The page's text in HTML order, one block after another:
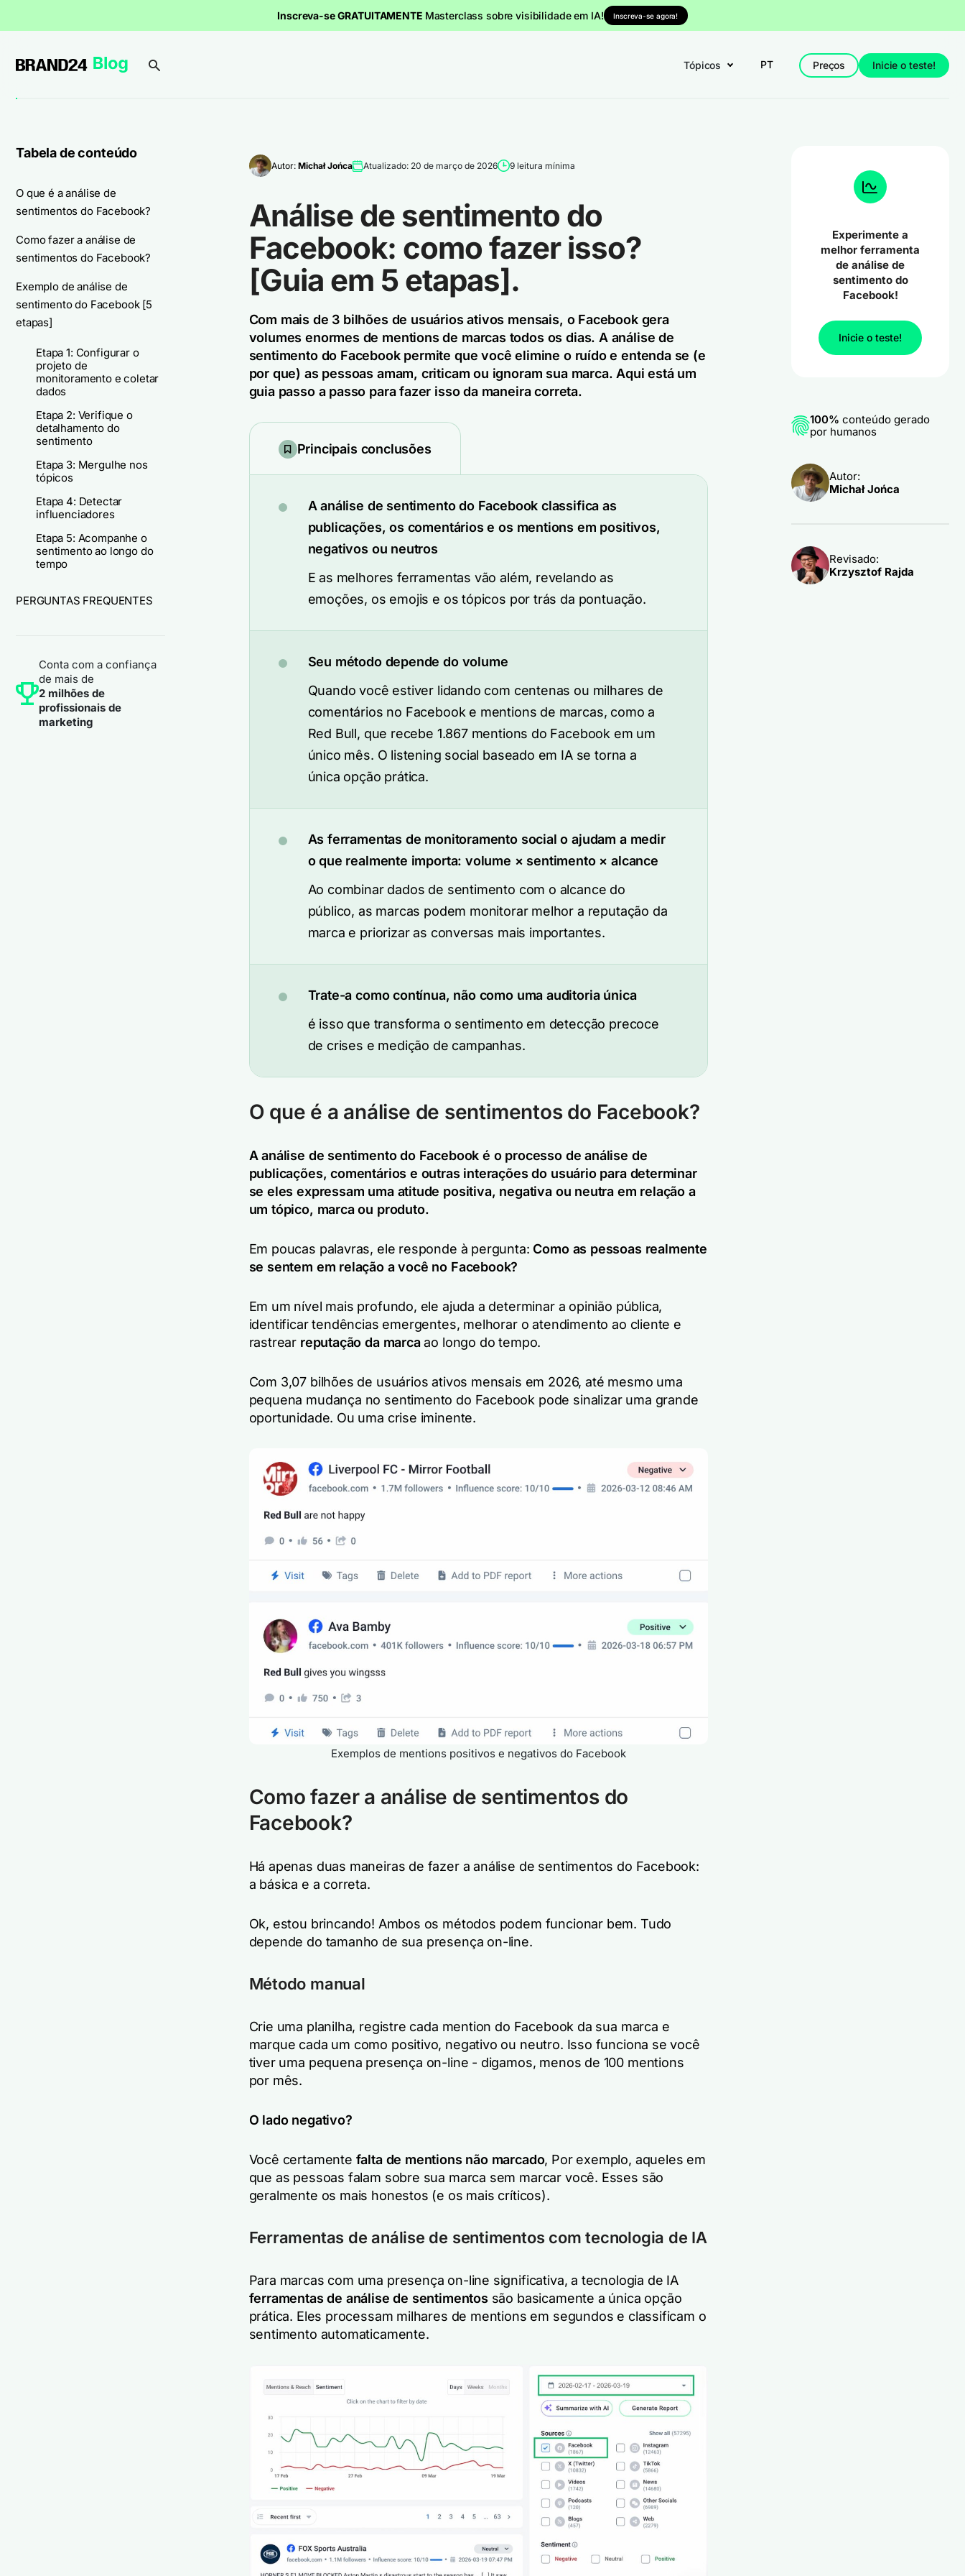
Inscreva-se GRATUITAMENTE Masterclass sobre visibilidade em IA! Inscreva-se agora!
Tópicos PT Preços Inicie o teste!
Tabela de conteúdo
O que é a análise de
sentimentos do Facebook?
Como fazer a análise de
sentimentos do Facebook?
Exemplo de análise de
sentimento do Facebook [5
etapas]
Etapa 1: Configurar o
projeto de
monitoramento e coletar
dados
Etapa 2: Verifique o
detalhamento do
sentimento
Etapa 3: Mergulhe nos
tópicos
Etapa 4: Detectar
influenciadores
Etapa 5: Acompanhe o
sentimento ao longo do
tempo
PERGUNTAS FREQUENTES
Conta com a confiança
de mais de
2 milhões de
profissionais de
marketing
Autor: Michał Jońca Atualizado: 20 de março de 2026 9 leitura mínima
Análise de sentimento do
Facebook: como fazer isso?
[Guia em 5 etapas].
Com mais de 3 bilhões de usuários ativos mensais, o Facebook gera
volumes enormes de mentions de marcas todos os dias. A análise de
sentimento do Facebook permite que você elimine o ruído e entenda se (e
por que) as pessoas amam, criticam ou ignoram sua marca. Aqui está um
guia passo a passo para fazer isso da maneira correta.
Principais conclusões
A análise de sentimento do Facebook classifica as
publicações, os comentários e os mentions em positivos,
negativos ou neutros
E as melhores ferramentas vão além, revelando as
emoções, os emojis e os tópicos por trás da pontuação.
Seu método depende do volume
Quando você estiver lidando com centenas ou milhares de
comentários no Facebook e mentions de marcas, como a
Red Bull, que recebe 1.867 mentions do Facebook em um
único mês. O listening social baseado em IA se torna a
única opção prática.
As ferramentas de monitoramento social o ajudam a medir
o que realmente importa: volume × sentimento × alcance
Ao combinar dados de sentimento com o alcance do
público, as marcas podem monitorar melhor a reputação da
marca e priorizar as conversas mais importantes.
Trate-a como contínua, não como uma auditoria única
é isso que transforma o sentimento em detecção precoce
de crises e medição de campanhas.
O que é a análise de sentimentos do Facebook?
A análise de sentimento do Facebook é o processo de análise de
publicações, comentários e outras interações do usuário para determinar
se eles expressam uma atitude positiva, negativa ou neutra em relação a
um tópico, marca ou produto.
Em poucas palavras, ele responde à pergunta: Como as pessoas realmente
se sentem em relação a você no Facebook?
Em um nível mais profundo, ele ajuda a determinar a opinião pública,
identificar tendências emergentes, melhorar o atendimento ao cliente e
rastrear reputação da marcaao longo do tempo.
Com 3,07 bilhões de usuários ativos mensais em 2026, até mesmo uma
pequena mudança no sentimento do Facebook pode sinalizar uma grande
oportunidade. Ou uma crise iminente.
Exemplos de mentions positivos e negativos do Facebook
Como fazer a análise de sentimentos do
Facebook?
Há apenas duas maneiras de fazer a análise de sentimentos do Facebook:
a básica e a correta.
Ok, estou brincando! Ambos os métodos podem funcionar bem. Tudo
depende do tamanho de sua presença on-line.
Método manual
Crie uma planilha, registre cada mention do Facebook da sua marca e
marque cada um como positivo, negativo ou neutro. Isso funciona se você
tiver uma pequena presença on-line - digamos, menos de 100 mentions
por mês.
O lado negativo?
Você certamente falta de mentions não marcado, Por exemplo, aqueles em
que as pessoas falam sobre sua marca sem marcar você. Esses são
geralmente os mais honestos (e os mais críticos).
Ferramentas de análise de sentimentos com tecnologia de IA
Para marcas com uma presença on-line significativa, a tecnologia de IA
ferramentas de análise de sentimentos são basicamente a única opção
prática. Eles processam milhares de mentions em segundos e classificam o
sentimento automaticamente.
Experimente a
melhor ferramenta
de análise de
sentimento do
Facebook!
Inicie o teste!
100% conteúdo gerado
por humanos
Autor:
Michał Jońca
Revisado:
Krzysztof Rajda